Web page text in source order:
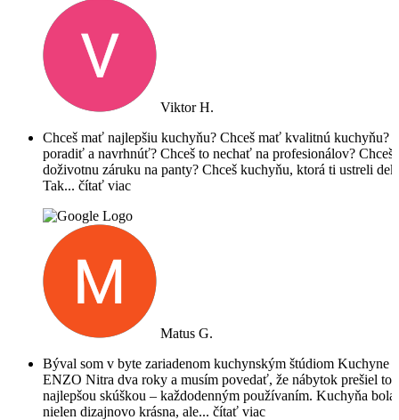
Viktor H.
Chceš mať najlepšiu kuchyňu? Chceš mať kvalitnú kuchyňu?
poradiť a navrhnúť? Chceš to nechať na profesionálov? Chceš
doživotnu záruku na panty? Chceš kuchyňu, ktorá ti ustreli
Tak... čítať viac
Matus G.
Býval som v byte zariadenom kuchynským štúdiom Kuchyne
ENZO Nitra dva roky a musím povedať, že nábytok prešiel tou
najlepšou skúškou – každodenným používaním. Kuchyňa bola
nielen dizajnovo krásna, ale... čítať viac